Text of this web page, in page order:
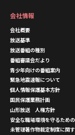
会社情報
会社概要
放送基準
放送番組の種別
番組審議会だより
青少年向けの番組案内
緊急地震速報について
個人情報保護基本方針
国民保護業務計画
山形放送 人権方針
安全な職場環境を守るため
未管理著作物裁定制度に関